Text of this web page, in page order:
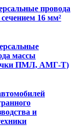
провода
16 мм²
массы
ПМЛ, АМГ-Т)
и